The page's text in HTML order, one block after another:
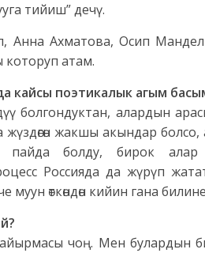
тийиш” дечү.
Анна Ахматова, Осип
атам.
поэтикалык агым
алардын
жакшы акындар болсо,
болду, бирок алар
Россияда да жүрүп
өткөндөн кийин гана
чоң. Мен булардын